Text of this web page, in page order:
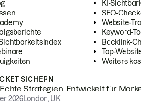
KI-
SEO-
Website-
Keyword-
Backlink-
Top-
Weitere
SICHERN
Echte Strategien. Entwickelt für
2026London, UK